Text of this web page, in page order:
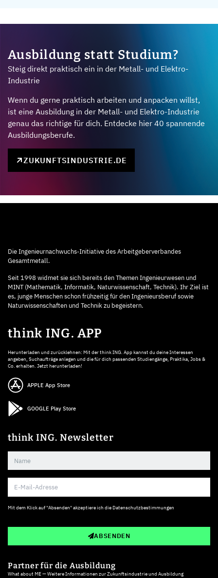
Ausbildung statt Studium?
Steig direkt praktisch ein in der Metall- und Elektro-
Industrie
Wenn du gerne praktisch arbeiten und anpacken willst,
ist eine Ausbildung in der Metall- und Elektro-Industrie
genau das richtige für dich. Entdecke hier 40 spannende
Ausbildungsberufe.
ZUKUNFTSINDUSTRIE.DE
Die Ingenieurnachwuchs-Initiative des Arbeitgeberverbandes
Gesamtmetall.
Seit 1998 widmet sie sich bereits den Themen Ingenieurwesen und
MINT (Mathematik, Informatik, Naturwissenschaft, Technik). Ihr Ziel ist
es, junge Menschen schon frühzeitig für den Ingenieursberuf sowie
Naturwissenschaften und Technik zu begeistern.
think ING. APP
Herunterladen und zurücklehnen: Mit der think ING. App kannst du deine Interessen
angeben, Suchaufträge anlegen und die für dich passenden Studiengänge, Praktika, Jobs &
Co. erhalten. Jetzt herunterladen!
APPLE App Store
GOOGLE Play Store
think ING. Newsletter
Mit dem Klick auf "Absenden" akzeptiere ich die Datenschutzbestimmungen
ABSENDEN
Partner für die Ausbildung
What about ME — Weitere Informationen zur Zukunftsindustrie und Ausbildung